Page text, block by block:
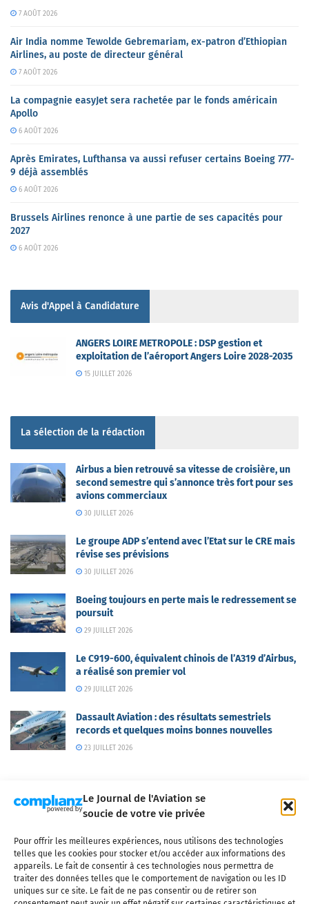
Le Journal de l'Aviation se
soucie de votre vie privée
Pour offrir les meilleures expériences, nous utilisons des technologies
telles que les cookies pour stocker et/ou accéder aux informations des
appareils. Le fait de consentir à ces technologies nous permettra de
traiter des données telles que le comportement de navigation ou les ID
uniques sur ce site. Le fait de ne pas consentir ou de retirer son
7 AOÛT 2026
Air India nomme Tewolde Gebremariam, ex-patron d’Ethiopian
Airlines, au poste de directeur général
7 AOÛT 2026
La compagnie easyJet sera rachetée par le fonds américain
Apollo
6 AOÛT 2026
Après Emirates, Lufthansa va aussi refuser certains Boeing 777-
9 déjà assemblés
6 AOÛT 2026
Brussels Airlines renonce à une partie de ses capacités pour
2027
6 AOÛT 2026
Avis d'Appel à Candidature
ANGERS LOIRE METROPOLE : DSP gestion et
exploitation de l’aéroport Angers Loire 2028-2035
15 JUILLET 2026
La sélection de la rédaction
Airbus a bien retrouvé sa vitesse de croisière, un
second semestre qui s’annonce très fort pour ses
avions commerciaux
30 JUILLET 2026
Le groupe ADP s’entend avec l’Etat sur le CRE mais
révise ses prévisions
30 JUILLET 2026
Boeing toujours en perte mais le redressement se
poursuit
29 JUILLET 2026
Le C919-600, équivalent chinois de l’A319 d’Airbus,
a réalisé son premier vol
29 JUILLET 2026
Dassault Aviation : des résultats semestriels
records et quelques moins bonnes nouvelles
23 JUILLET 2026
Qui sommes-nous ? Nous contacter
Partenaires
Mentions légales
CGV Politique de confidentialité Cookies